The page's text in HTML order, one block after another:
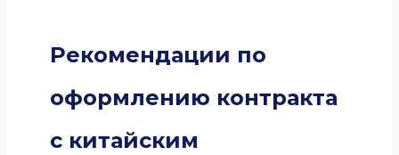
Рекомендации по
оформлению контракта
с китайским